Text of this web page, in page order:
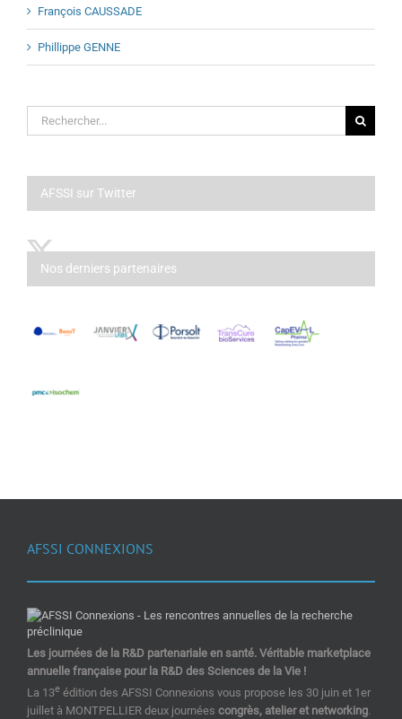
François CAUSSADE
Phillippe GENNE
Rechercher:
AFSSI sur Twitter
Nos derniers partenaires
AFSSI CONNEXIONS
Les journées de la R&D partenariale en santé. Véritable marketplace
annuelle française pour la R&D des Sciences de la Vie !
La 13e édition des AFSSI Connexions vous propose les 30 juin et 1er
juillet à MONTPELLIER deux journées congrès, atelier et networking.